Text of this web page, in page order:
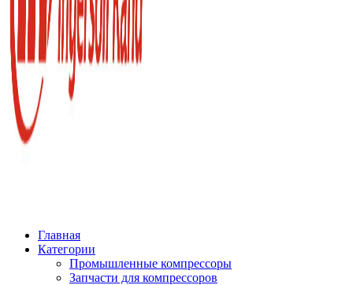
Главная
Категории
Промышленные компрессоры
Запчасти для компрессоров